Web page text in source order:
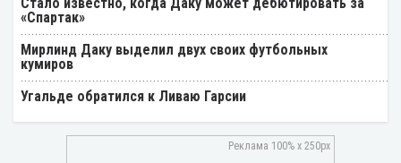
«Спартак»
Мирлинд Даку выделил двух своих футбольных
кумиров
Угальде обратился к Ливаю Гарсии